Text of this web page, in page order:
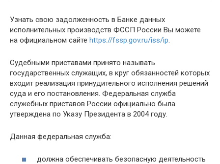
Узнать свою задолженность в Банке данных
исполнительных производств ФССП России Вы можете
на официальном сайте https://fssp.gov.ru/iss/ip
Судебными приставами принято называть
государственных служащих, в круг обязанностей которых
входит реализация принудительного исполнения решений
суда и его постановления. Федеральная служба
служебных приставов России официально была
утверждена по Указу Президента в 2004 году.
Данная федеральная служба:
должна обеспечивать безопасную деятельность